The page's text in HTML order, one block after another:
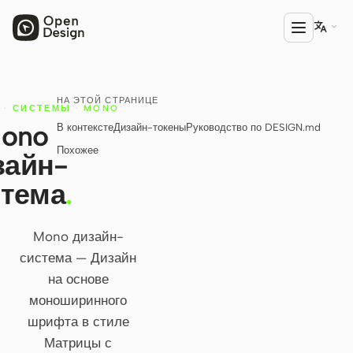
ПРОДУКТ
Open Design
HTML Anything
HTML Video
Codex Slides
Open Design Plugin
Codex
Cursor Agent

НА ЭТОЙ СТРАНИЦЕ
В контекстеДизайн-токеныРуководство по DESIGN.md
Похожее
· СИСТЕМЫ · MONO
.
Mono дизайн-
система — Дизайн
на основе
моноширинного
шрифта в стиле
Матрицы с